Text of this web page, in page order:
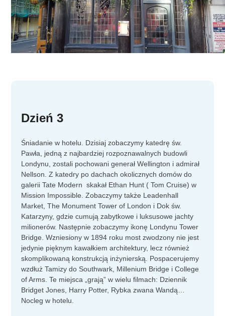
Dzień 3
Śniadanie w hotelu. Dzisiaj zobaczymy katedrę św.
Pawła, jedną z najbardziej rozpoznawalnych budowli
Londynu, zostali pochowani generał Wellington i admirał
Nellson. Z katedry po dachach okolicznych domów do
galerii Tate Modern skakał Ethan Hunt ( Tom Cruise) w
Mission Impossible. Zobaczymy także Leadenhall
Market, The Monument Tower of London i Dok św.
Katarzyny, gdzie cumują zabytkowe i luksusowe jachty
milionerów. Następnie zobaczymy ikonę Londynu Tower
Bridge. Wzniesiony w 1894 roku most zwodzony nie jest
jedynie pięknym kawałkiem architektury, lecz również
skomplikowaną konstrukcją inżynierską. Pospacerujemy
wzdłuż Tamizy do Southwark, Millenium Bridge i College
of Arms. Te miejsca „grają” w wielu filmach: Dziennik
Bridget Jones, Harry Potter, Rybka zwana Wandą…
Nocleg w hotelu.